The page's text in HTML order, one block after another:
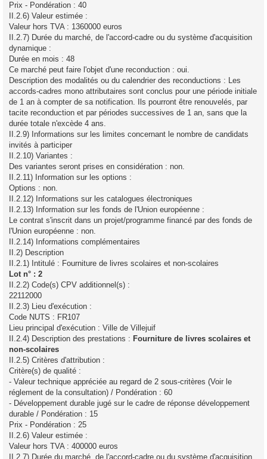
Prix - Pondération : 40
II.2.6) Valeur estimée :
Valeur hors TVA : 1360000 euros
II.2.7) Durée du marché, de l'accord-cadre ou du système d'acquisition
dynamique :
Durée en mois : 48
Ce marché peut faire l'objet d'une reconduction : oui.
Description des modalités ou du calendrier des reconductions : Les
accords-cadres mono attributaires sont conclus pour une période initiale
de 1 an à compter de sa notification. Ils pourront être renouvelés, par
tacite reconduction et par périodes successives de 1 an, sans que la
durée totale n'excède 4 ans.
II.2.9) Informations sur les limites concernant le nombre de candidats
invités à participer
II.2.10) Variantes :
Des variantes seront prises en considération : non.
II.2.11) Information sur les options :
Options : non.
II.2.12) Informations sur les catalogues électroniques
II.2.13) Information sur les fonds de l'Union européenne :
Le contrat s'inscrit dans un projet/programme financé par des fonds de
l'Union européenne : non.
II.2.14) Informations complémentaires
II.2) Description
II.2.1) Intitulé : Fourniture de livres scolaires et non-scolaires
Lot n° : 2
II.2.2) Code(s) CPV additionnel(s) :
22112000
II.2.3) Lieu d'exécution :
Code NUTS : FR107
Lieu principal d'exécution : Ville de Villejuif
II.2.4) Description des prestations : Fourniture de livres scolaires et
non-scolaires
II.2.5) Critères d'attribution :
Critère(s) de qualité :
- Valeur technique appréciée au regard de 2 sous-critères (Voir le
réglement de la consultation) / Pondération : 60
- Développement durable jugé sur le cadre de réponse développement
durable / Pondération : 15
Prix - Pondération : 25
II.2.6) Valeur estimée :
Valeur hors TVA : 400000 euros
II.2.7) Durée du marché, de l'accord-cadre ou du système d'acquisition